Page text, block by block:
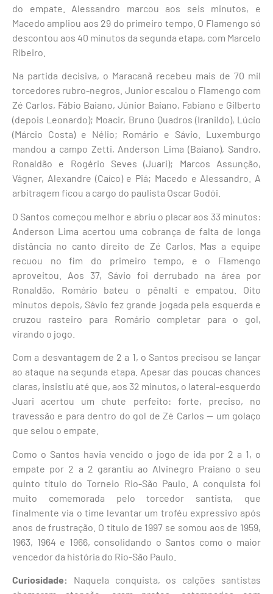
do empate. Alessandro marcou aos seis minutos, e
Macedo ampliou aos 29 do primeiro tempo. O Flamengo só
descontou aos 40 minutos da segunda etapa, com Marcelo
Ribeiro.
Na partida decisiva, o Maracanã recebeu mais de 70 mil
torcedores rubro-negros. Junior escalou o Flamengo com
Zé Carlos, Fábio Baiano, Júnior Baiano, Fabiano e Gilberto
(depois Leonardo); Moacir, Bruno Quadros (Iranildo), Lúcio
(Márcio Costa) e Nélio; Romário e Sávio. Luxemburgo
mandou a campo Zetti, Anderson Lima (Baiano), Sandro,
Ronaldão e Rogério Seves (Juari); Marcos Assunção,
Vágner, Alexandre (Caíco) e Piá; Macedo e Alessandro. A
arbitragem ficou a cargo do paulista Oscar Godói.
O Santos começou melhor e abriu o placar aos 33 minutos:
Anderson Lima acertou uma cobrança de falta de longa
distância no canto direito de Zé Carlos. Mas a equipe
recuou no fim do primeiro tempo, e o Flamengo
aproveitou. Aos 37, Sávio foi derrubado na área por
Ronaldão, Romário bateu o pênalti e empatou. Oito
minutos depois, Sávio fez grande jogada pela esquerda e
cruzou rasteiro para Romário completar para o gol,
virando o jogo.
Com a desvantagem de 2 a 1, o Santos precisou se lançar
ao ataque na segunda etapa. Apesar das poucas chances
claras, insistiu até que, aos 32 minutos, o lateral-esquerdo
Juari acertou um chute perfeito: forte, preciso, no
travessão e para dentro do gol de Zé Carlos — um golaço
que selou o empate.
Como o Santos havia vencido o jogo de ida por 2 a 1, o
empate por 2 a 2 garantiu ao Alvinegro Praiano o seu
quinto título do Torneio Rio-São Paulo. A conquista foi
muito comemorada pelo torcedor santista, que
finalmente via o time levantar um troféu expressivo após
anos de frustração. O título de 1997 se somou aos de 1959,
1963, 1964 e 1966, consolidando o Santos como o maior
vencedor da história do Rio-São Paulo.
Curiosidade:
Naquela conquista, os calções santistas